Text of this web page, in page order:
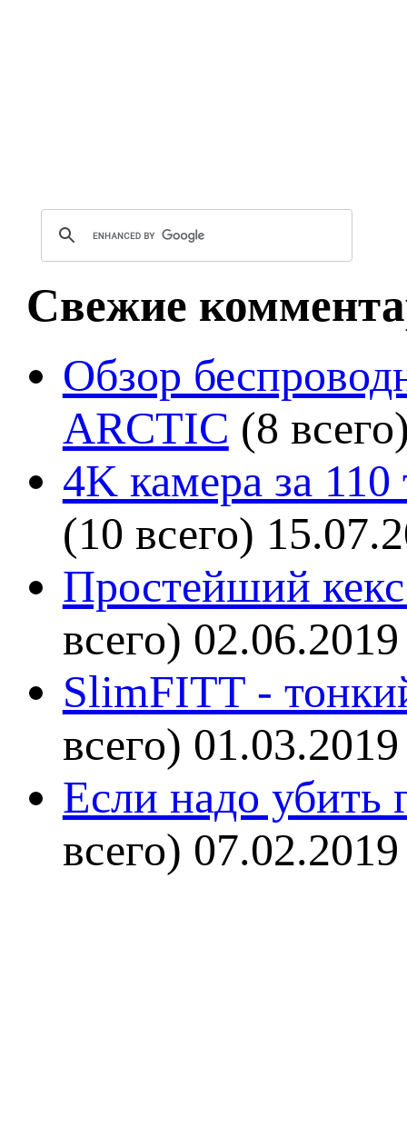
Свежие
Обзор
ARCTIC (8
4K камера за
(10 всего)
Простейший кекс
всего) 02.06.2019
SlimFITT -
всего) 01.03.2019
Если надо убить
всего) 07.02.2019